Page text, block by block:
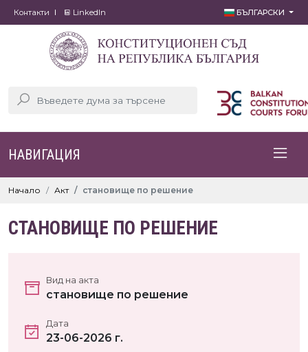
Контакти LinkedIn БЪЛГАРСКИ
НАВИГАЦИЯ
Начало Акт становище по решение
СТАНОВИЩЕ ПО РЕШЕНИЕ
Вид на акта
становище по решение
Дата
23-06-2026 г.